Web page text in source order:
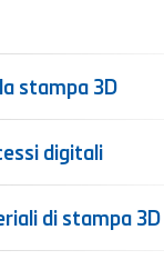
stampa 3D
digitali
di stampa 3D